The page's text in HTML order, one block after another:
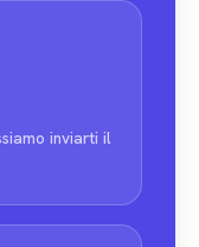
inviarti il